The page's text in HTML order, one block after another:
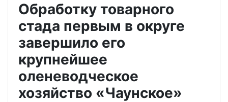
Обработку товарного
стада первым в округе
завершило его
крупнейшее
оленеводческое
хозяйство «Чаунское»